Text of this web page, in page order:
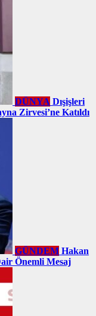
DÜNYA Dışişleri
Zirvesi’ne Katıldı
GÜNDEM Hakan
Önemli Mesaj